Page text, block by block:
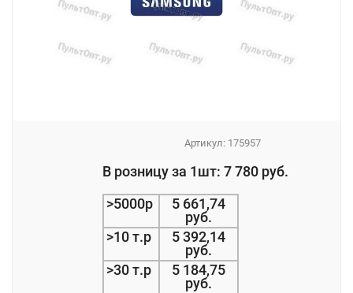
Артикул: 175957
В розницу за 1шт: 7 780 руб.
>5000р
5 661,74
руб.
>10 т.р
5 392,14
руб.
>30 т.р
5 184,75
руб.